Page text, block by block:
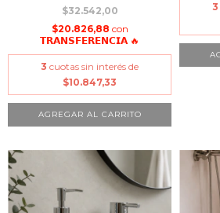
$32.542,00
$20.826,88 con
𝗧𝗥𝗔𝗡𝗦𝗙𝗘𝗥𝗘𝗡𝗖𝗜𝗔 🔥
3 cuotas sin interés de
$10.847,33
3